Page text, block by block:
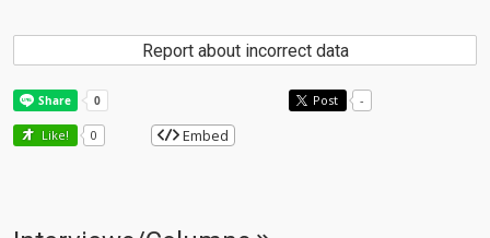
Report about incorrect data
Post -
Like! 0 Embed